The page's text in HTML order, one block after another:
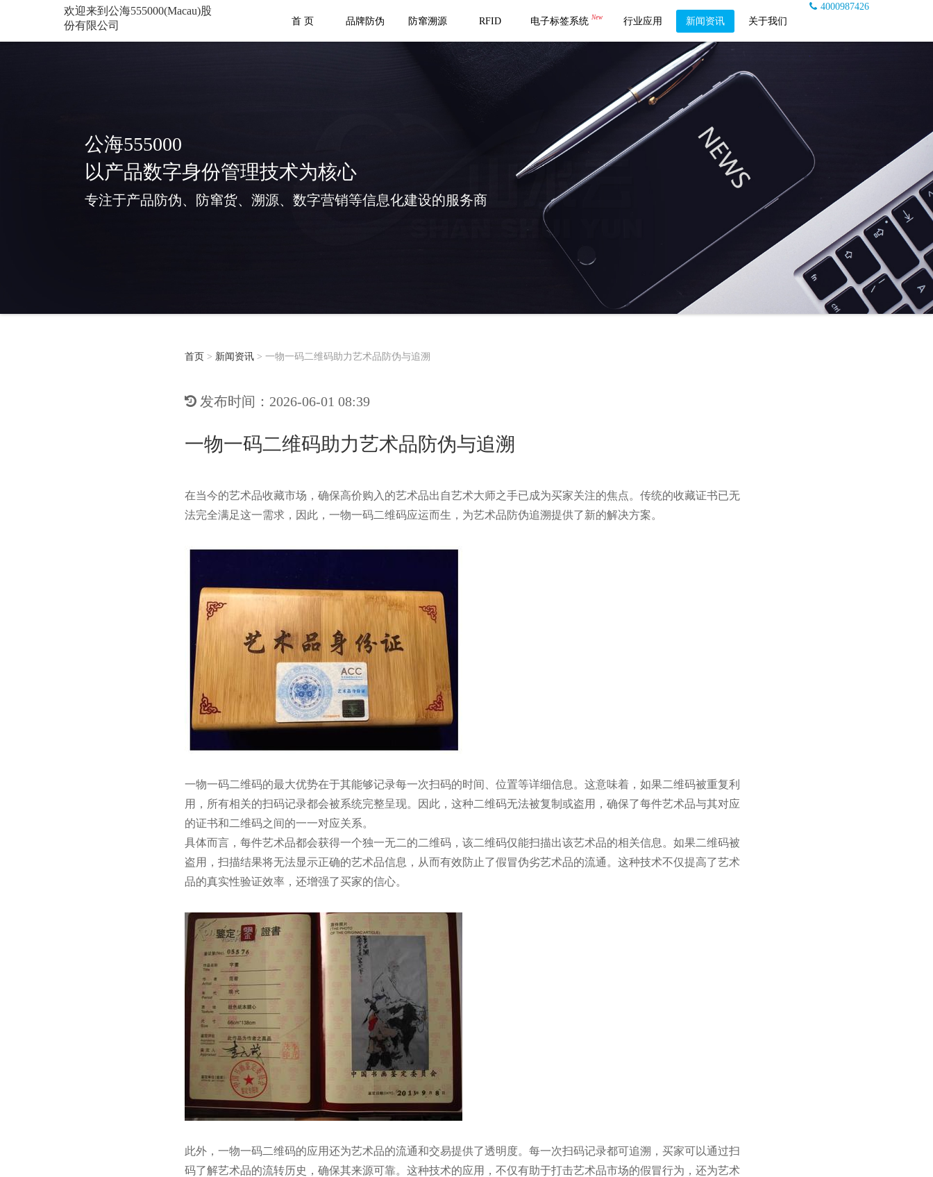
欢迎来到公海555000(Macau)股
份有限公司
4000987426
首 页
品牌防伪 防窜溯源 RFID 电子标签系统 New 行业应用 新闻资讯 关于我们
公海555000
以产品数字身份管理技术为核心
专注于产品防伪、防窜货、溯源、数字营销等信息化建设的服务商
首页 > 新闻资讯 > 一物一码二维码助力艺术品防伪与追溯
发布时间：2026-06-01 08:39
一物一码二维码助力艺术品防伪与追溯
在当今的艺术品收藏市场，确保高价购入的艺术品出自艺术大师之手已成为买家关注的焦点。传统的收藏证书已无
法完全满足这一需求，因此，一物一码二维码应运而生，为艺术品防伪追溯提供了新的解决方案。
一物一码二维码的最大优势在于其能够记录每一次扫码的时间、位置等详细信息。这意味着，如果二维码被重复利
用，所有相关的扫码记录都会被系统完整呈现。因此，这种二维码无法被复制或盗用，确保了每件艺术品与其对应
的证书和二维码之间的一一对应关系。
具体而言，每件艺术品都会获得一个独一无二的二维码，该二维码仅能扫描出该艺术品的相关信息。如果二维码被
盗用，扫描结果将无法显示正确的艺术品信息，从而有效防止了假冒伪劣艺术品的流通。这种技术不仅提高了艺术
品的真实性验证效率，还增强了买家的信心。
此外，一物一码二维码的应用还为艺术品的流通和交易提供了透明度。每一次扫码记录都可追溯，买家可以通过扫
码了解艺术品的流转历史，确保其来源可靠。这种技术的应用，不仅有助于打击艺术品市场的假冒行为，还为艺术